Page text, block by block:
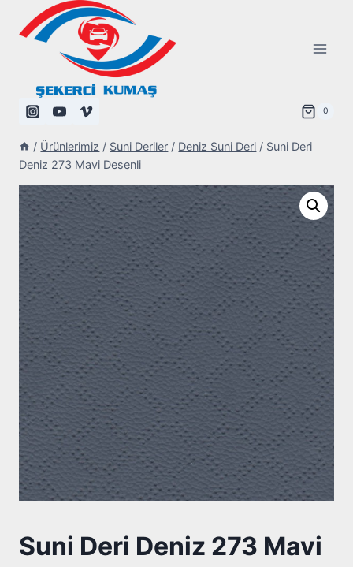
0
/ Ürünlerimiz / Suni Deriler / Deniz Suni Deri / Suni Deri
Deniz 273 Mavi Desenli
Suni Deri Deniz 273 Mavi